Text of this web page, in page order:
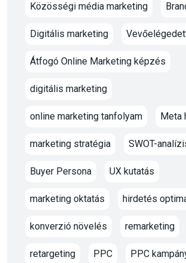
Közösségi média marketing
Digitális marketing
Átfogó Online Marketing képzés
digitális marketing
online marketing tanfolyam Meta
marketing stratégia SWOT-
Buyer Persona UX kutatás
marketing oktatás hirdetés
konverzió növelés remarketing
retargeting PPC PPC